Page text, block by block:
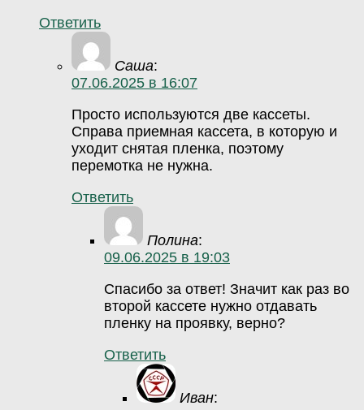
Ответить
Саша:
07.06.2025 в 16:07
Просто используются две кассеты.
Справа приемная кассета, в которую и
уходит снятая пленка, поэтому
перемотка не нужна.
Ответить
Полина:
09.06.2025 в 19:03
Спасибо за ответ! Значит как раз во
второй кассете нужно отдавать
пленку на проявку, верно?
Ответить
Иван: